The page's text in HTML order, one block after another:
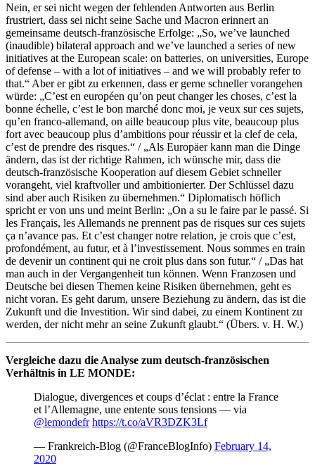
Nein, er sei nicht wegen der fehlenden Antworten aus Berlin
frustriert, dass sei nicht seine Sache und Macron erinnert an
gemeinsame deutsch-französische Erfolge: „So, we’ve launched
(inaudible) bilateral approach and we’ve launched a series of new
initiatives at the European scale: on batteries, on universities, Europe
of defense – with a lot of initiatives – and we will probably refer to
that.“ Aber er gibt zu erkennen, dass er gerne schneller vorangehen
würde: „C’est en européen qu’on peut changer les choses, c’est la
bonne échelle, c’est le bon marché donc moi, je veux sur ces sujets,
qu’en franco-allemand, on aille beaucoup plus vite, beaucoup plus
fort avec beaucoup plus d’ambitions pour réussir et la clef de cela,
c’est de prendre des risques.“ / „Als Europäer kann man die Dinge
ändern, das ist der richtige Rahmen, ich wünsche mir, dass die
deutsch-französische Kooperation auf diesem Gebiet schneller
vorangeht, viel kraftvoller und ambitionierter. Der Schlüssel dazu
sind aber auch Risiken zu übernehmen.“ Diplomatisch höflich
spricht er von uns und meint Berlin: „On a su le faire par le passé. Si
les Français, les Allemands ne prennent pas de risques sur ces sujets
ça n’avance pas. Et c’est changer notre relation, je crois que c’est,
profondément, au futur, et à l’investissement. Nous sommes en train
de devenir un continent qui ne croit plus dans son futur.“ / „Das hat
man auch in der Vergangenheit tun können. Wenn Franzosen und
Deutsche bei diesen Themen keine Risiken übernehmen, geht es
nicht voran. Es geht darum, unsere Beziehung zu ändern, das ist die
Zukunft und die Investition. Wir sind dabei, zu einem Kontinent zu
werden, der nicht mehr an seine Zukunft glaubt.“ (Übers. v. H. W.)
Vergleiche dazu die Analyse zum deutsch-französischen
Verhältnis in LE MONDE:
Dialogue, divergences et coups d’éclat : entre la France
et l’Allemagne, une entente sous tensions — via
@lemondefr⁩https://t.co/aVR3DZK3Lf
— Frankreich-Blog (@FranceBlogInfo) February 14,
2020